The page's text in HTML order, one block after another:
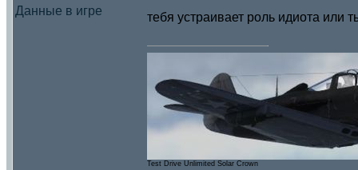
Данные в игре тебя устраивает роль идиота или
Test Drive Unlimited Solar Crown